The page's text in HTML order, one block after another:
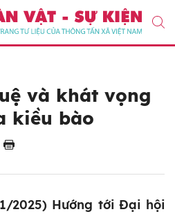
và khát vọng
kiều bào
2025) Hướng tới Đại hội